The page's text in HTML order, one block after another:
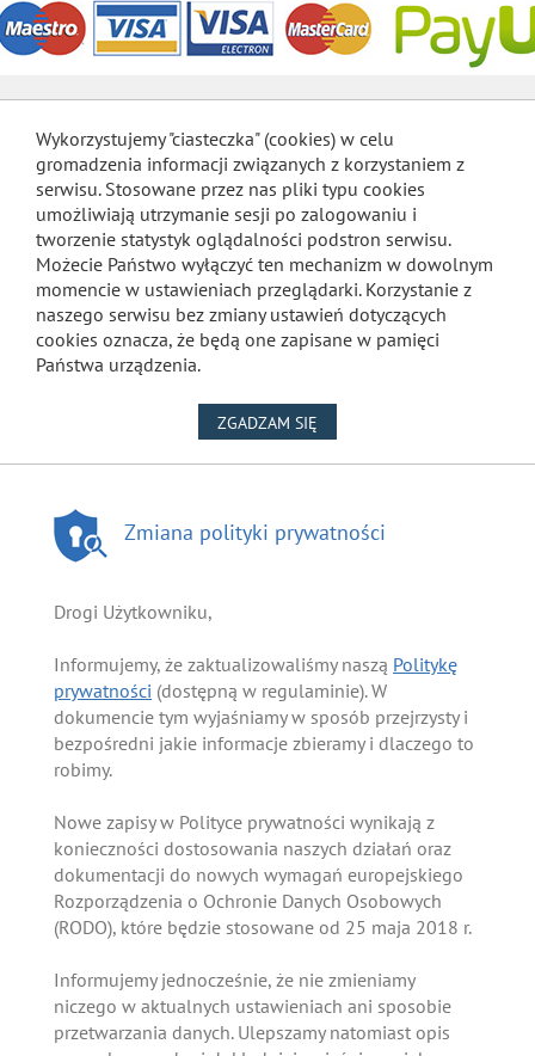
Wykorzystujemy "ciasteczka" (cookies) w celu
gromadzenia informacji związanych z korzystaniem z
serwisu. Stosowane przez nas pliki typu cookies
umożliwiają utrzymanie sesji po zalogowaniu i
tworzenie statystyk oglądalności podstron serwisu.
Możecie Państwo wyłączyć ten mechanizm w dowolnym
momencie w ustawieniach przeglądarki. Korzystanie z
naszego serwisu bez zmiany ustawień dotyczących
cookies oznacza, że będą one zapisane w pamięci
Państwa urządzenia.
ZGADZAM SIĘ
Zmiana polityki prywatności
Drogi Użytkowniku,
Informujemy, że zaktualizowaliśmy naszą Politykę
prywatności (dostępną w regulaminie). W
dokumencie tym wyjaśniamy w sposób przejrzysty i
bezpośredni jakie informacje zbieramy i dlaczego to
robimy.
Nowe zapisy w Polityce prywatności wynikają z
konieczności dostosowania naszych działań oraz
dokumentacji do nowych wymagań europejskiego
Rozporządzenia o Ochronie Danych Osobowych
(RODO), które będzie stosowane od 25 maja 2018 r.
Informujemy jednocześnie, że nie zmieniamy
niczego w aktualnych ustawieniach ani sposobie
przetwarzania danych. Ulepszamy natomiast opis